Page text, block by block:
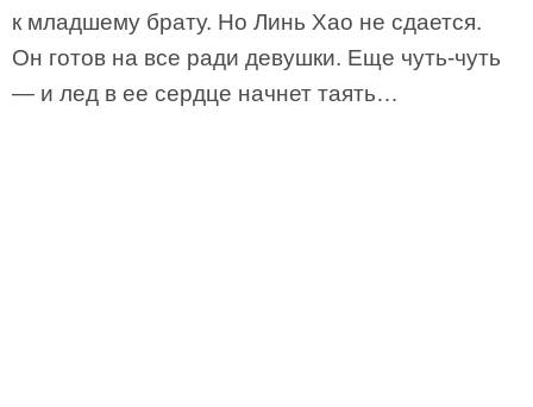
к младшему брату. Но Линь Хао не сдается.
Он готов на все ради девушки. Еще чуть-чуть
― и лед в ее сердце начнет таять…